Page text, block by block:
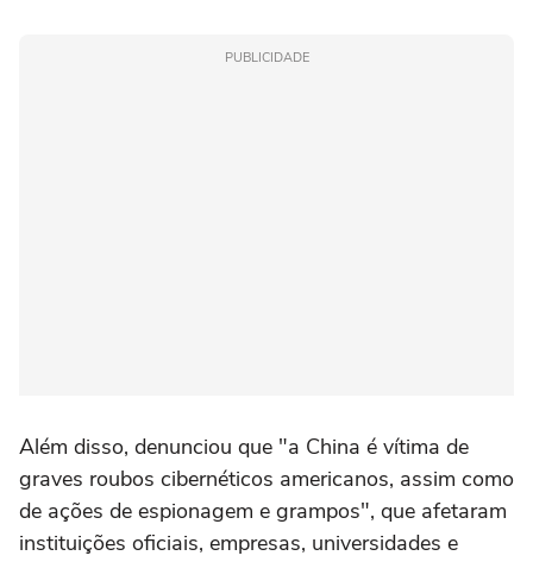
PUBLICIDADE
Além disso, denunciou que "a China é vítima de
graves roubos cibernéticos americanos, assim como
de ações de espionagem e grampos", que afetaram
instituições oficiais, empresas, universidades e